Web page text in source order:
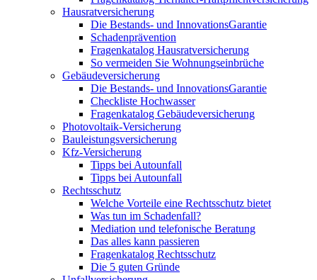
Hausratversicherung
Die Bestands- und InnovationsGarantie
Schadenprävention
Fragenkatalog Hausratversicherung
So vermeiden Sie Wohnungseinbrüche
Gebäudeversicherung
Die Bestands- und InnovationsGarantie
Checkliste Hochwasser
Fragenkatalog Gebäudeversicherung
Photovoltaik-Versicherung
Bauleistungsversicherung
Kfz-Versicherung
Tipps bei Autounfall
Tipps bei Autounfall
Rechtsschutz
Welche Vorteile eine Rechtsschutz bietet
Was tun im Schadenfall?
Mediation und telefonische Beratung
Das alles kann passieren
Fragenkatalog Rechtsschutz
Die 5 guten Gründe